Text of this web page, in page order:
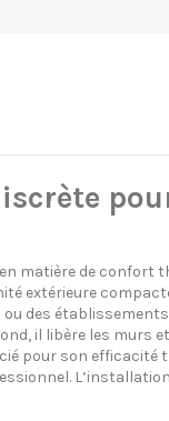
matière de confort
extérieure
des établissements
il libère les murs
pour son